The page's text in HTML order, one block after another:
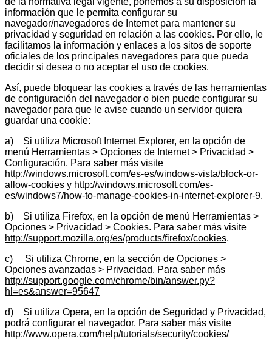
información que le permita configurar su
navegador/navegadores de Internet para mantener su
privacidad y seguridad en relación a las cookies. Por ello, le
facilitamos la información y enlaces a los sitos de soporte
oficiales de los principales navegadores para que pueda
decidir si desea o no aceptar el uso de cookies.
Así, puede bloquear las cookies a través de las herramientas
de configuración del navegador o bien puede configurar su
navegador para que le avise cuando un servidor quiera
guardar una cookie:
a) Si utiliza Microsoft Internet Explorer, en la opción de
menú Herramientas > Opciones de Internet > Privacidad >
Configuración. Para saber más visite
http://windows.microsoft.com/es-es/windows-vista/block-or-
allow-cookies y http://windows.microsoft.com/es-
es/windows7/how-to-manage-cookies-in-internet-explorer-9.
b) Si utiliza Firefox, en la opción de menú Herramientas >
Opciones > Privacidad > Cookies. Para saber más visite
http://support.mozilla.org/es/products/firefox/cookies.
c) Si utiliza Chrome, en la sección de Opciones >
Opciones avanzadas > Privacidad. Para saber más
http://support.google.com/chrome/bin/answer.py?
hl=es&answer=95647
d) Si utiliza Opera, en la opción de Seguridad y Privacidad,
podrá configurar el navegador. Para saber más visite
http://www.opera.com/help/tutorials/security/cookies/